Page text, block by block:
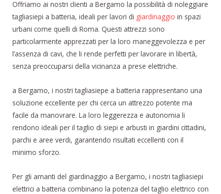
Offriamo ai nostri clienti a Bergamo la possibilità di noleggiare
tagliasiepi a batteria, ideali per lavori di giardinaggio in spazi
urbani come quelli di Roma. Questi attrezzi sono
particolarmente apprezzati per la loro maneggevolezza e per
l’assenza di cavi, che li rende perfetti per lavorare in libertà,
senza preoccuparsi della vicinanza a prese elettriche.
a Bergamo, i nostri tagliasiepe a batteria rappresentano una
soluzione eccellente per chi cerca un attrezzo potente ma
facile da manovrare. La loro leggerezza e autonomia li
rendono ideali per il taglio di siepi e arbusti in giardini cittadini,
parchi e aree verdi, garantendo risultati eccellenti con il
minimo sforzo.
Per gli amanti del giardinaggio a Bergamo, i nostri tagliasiepi
elettrici a batteria combinano la potenza del taglio elettrico con